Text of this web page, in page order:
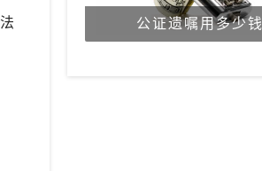
公证遗嘱用多少钱